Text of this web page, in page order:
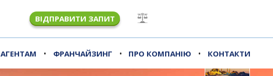
ВІДПРАВИТИ ЗАПИТ
АГЕНТАМ • ФРАНЧАЙЗИНГ • ПРО КОМПАНІЮ • КОНТАКТИ